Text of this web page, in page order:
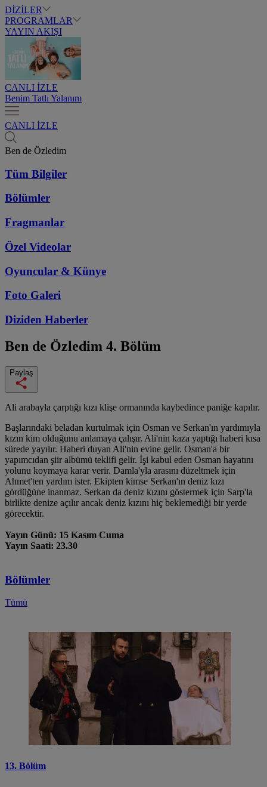
DİZİLER
PROGRAMLAR
YAYIN AKIŞI
CANLI İZLE
Benim Tatlı Yalanım
CANLI İZLE
Ben de Özledim
Tüm Bilgiler
Bölümler
Fragmanlar
Özel Videolar
Oyuncular & Künye
Foto Galeri
Diziden Haberler
Ben de Özledim 4. Bölüm
Paylaş
Ali arabayla çarptığı kızı klişe ormanında kaybedince paniğe kapılır.
Başlarındaki beladan kurtulmak için Osman ve Serkan'ın yardımıyla
kızın kim olduğunu anlamaya çalışır. Ali'nin kaza yaptığı haberi kısa
sürede yayılır. Haberi duyan Ali'nin evine gelir. Osman'a bir
yapımcıdan şiir albümü teklifi gelir. İşi kabul eden Osman hayatını
yolunu koymaya karar verir. Damla'yla arasını düzeltmek için
Ahmet'ten yardım ister. Ekipten kimse Serkan'ın deniz kızı
gördüğüne inanmaz. Serkan da deniz kızını göstermek için Sarp'la
birlikte denize açılır ancak deniz kızını hiç beklemediği bir yerde
görecektir.
Yayın Günü: 15 Kasım Cuma
Yayın Saati: 23.30
Bölümler
Tümü
13. Bölüm